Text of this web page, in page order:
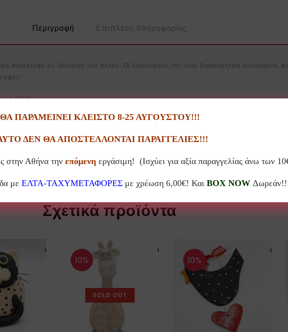
Περιγραφή Επιπλέον πληροφορίες
τις ιδιότητες του πηλού. Οι δημιουργίες της είναι διακοσμητικά αντικείμενα,
ύφος!
το 1994.
Σέρρες.
σε παιδιά και ενήλικες. Έχει πάρει μέρος σε πολλές ομαδικές εκθέσεις.
Σχετικά προϊόντα
10%
SOLD OUT
10%
ΠΑΡΑΜΕΙΝΕΙ ΚΛΕΙΣΤΟ 8-25 ΑΥΓΟΥΣΤΟΥ!!!
ΔΕΝ ΘΑ ΑΠΟΣΤΕΛΛΟΝΤΑΙ ΠΑΡΑΓΓΕΛΙΕΣ!!!
στην Αθήνα την επόμενηεργάσιμη! (Ισχύει για αξία παραγγελίας άνω των
με ΕΛΤΑ-ΤΑΧΥΜΕΤΑΦΟΡΕΣμε χρέωση 6,00€! Και BOX NOW